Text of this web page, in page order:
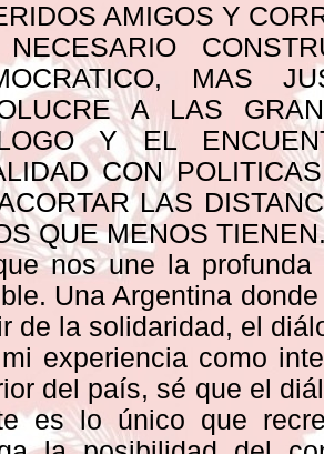
AMIGOS Y
MAS
A LAS
Y EL
CON
LAS
QUE MENOS
nos une la
Una Argentina
de la solidaridad, el
experiencia como
del país, sé que el
es lo único que